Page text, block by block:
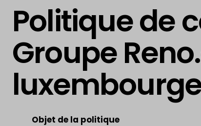
Politique de
Groupe
Objet de la politique